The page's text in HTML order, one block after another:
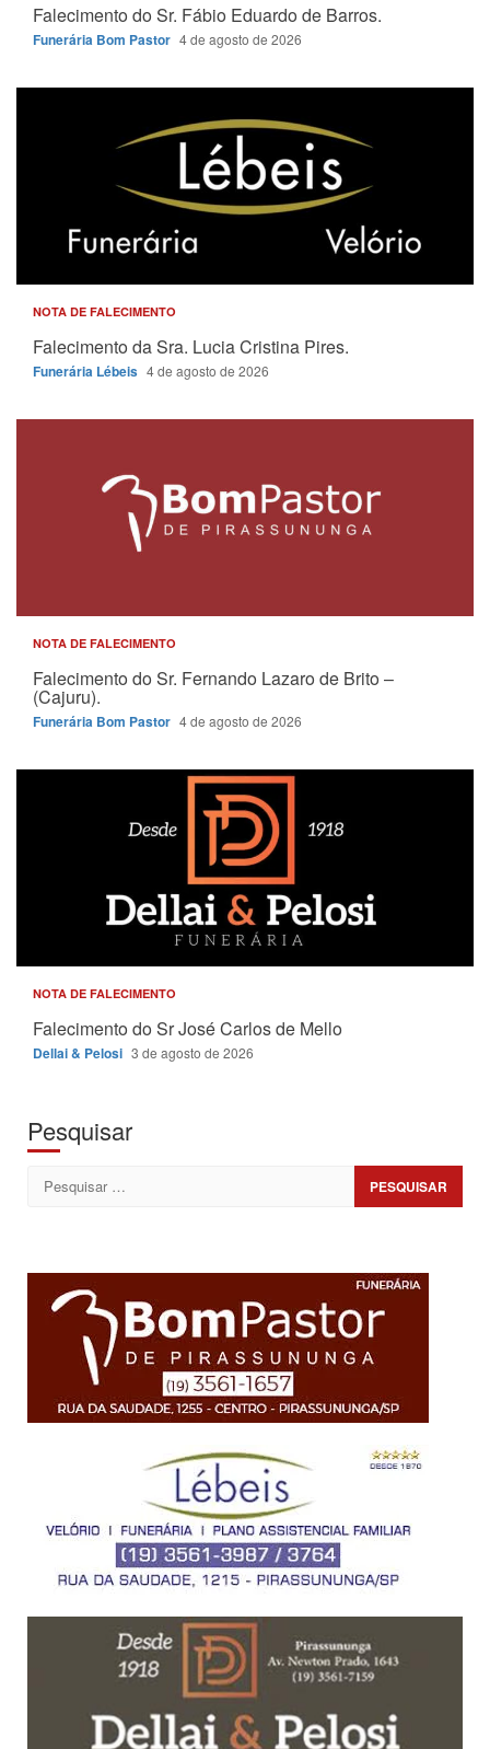
Falecimento do Sr. Fábio Eduardo de Barros.
Funerária Bom Pastor 4 de agosto de 2026
NOTA DE FALECIMENTO
Falecimento da Sra. Lucia Cristina Pires.
Funerária Lébeis 4 de agosto de 2026
NOTA DE FALECIMENTO
Falecimento do Sr. Fernando Lazaro de Brito –
(Cajuru).
Funerária Bom Pastor 4 de agosto de 2026
NOTA DE FALECIMENTO
Falecimento do Sr José Carlos de Mello
Dellai & Pelosi 3 de agosto de 2026
Pesquisar
Pesquisar